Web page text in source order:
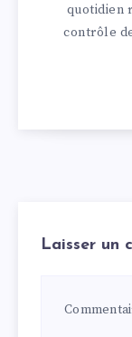
quotidien
contrôle
Laisser un